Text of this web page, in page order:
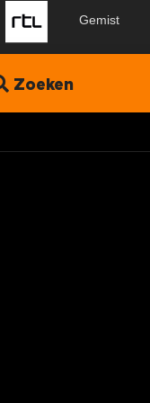
Gemist
Zoeken